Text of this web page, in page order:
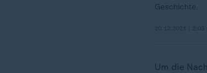
Geschichte.
Um die